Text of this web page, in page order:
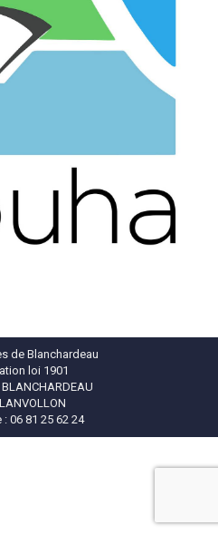
de Blanchardeau
loi 1901
06 81 25 62 24